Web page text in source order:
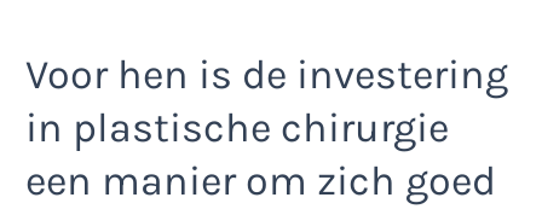
Voor hen is de investering
in plastische chirurgie
een manier om zich goed